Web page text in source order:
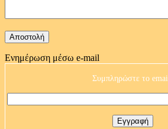
Ενημέρωση μέσω e-mail
Συμπληρώστε το